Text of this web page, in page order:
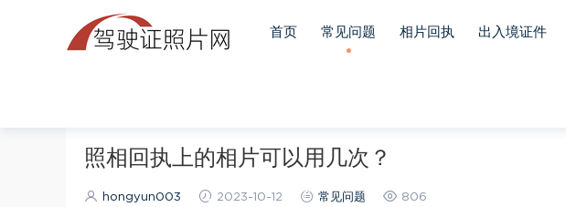
首页 常见问题 相片回执 出入境证件
照相回执上的相片可以用几次？
hongyun003 2023-10-12 常见问题 806